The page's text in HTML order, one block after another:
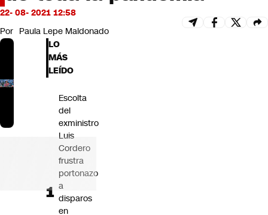
Futuro 360
22- 08- 2021 12:58
Por Paula Lepe Maldonado
LO
MÁS
LEÍDO
Escolta
del
exministro
Luis
Cordero
frustra
portonazo
a
disparos
en